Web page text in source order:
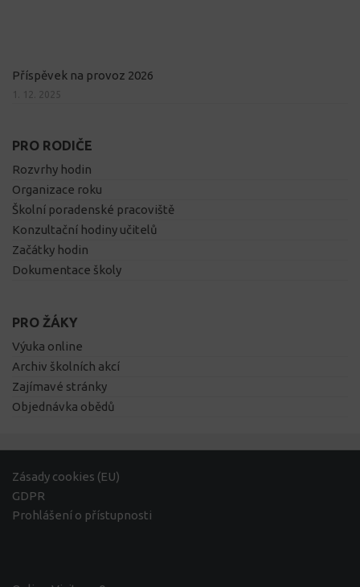
Příspěvek na provoz 2026
1. 12. 2025
PRO RODIČE
Rozvrhy hodin
Organizace roku
Školní poradenské pracoviště
Konzultační hodiny učitelů
Začátky hodin
Dokumentace školy
PRO ŽÁKY
Výuka online
Archiv školních akcí
Zajímavé stránky
Objednávka obědů
Zásady cookies (EU)
GDPR
Prohlášení o přístupnosti